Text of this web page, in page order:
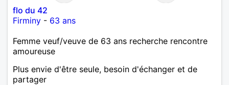
flo du 42
Firminy - 63 ans
Femme veuf/veuve de 63 ans recherche rencontre
amoureuse
Plus envie d'être seule, besoin d'échanger et de
partager